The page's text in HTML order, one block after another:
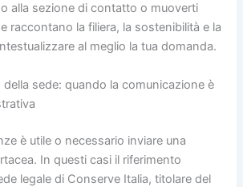
alla sezione di contatto o muoverti
raccontano la filiera, la sostenibilità e la
al meglio la tua domanda.
sede: quando la comunicazione è
è utile o necessario inviare una
In questi casi il riferimento
legale di Conserve Italia, titolare del